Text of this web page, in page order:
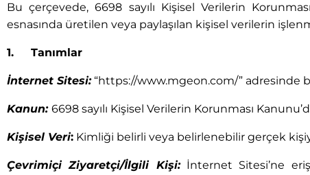
Bu çerçevede, 6698 sayılı Kişisel Verilerin
esnasında üretilen veya paylaşılan kişisel verilerin
1. Tanımlar
İnternet Sitesi:“https://www.mgeon.com/” adresinde
Kanun: 6698 sayılı Kişisel Verilerin Korunması
Kişisel Veri: Kimliği belirli veya belirlenebilir gerçek
Çevrimiçi Ziyaretçi/İlgili Kişi:İnternet Sitesi’ne